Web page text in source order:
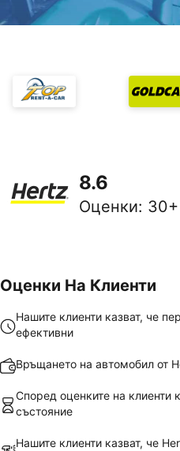
8.6
Оценки: 30+
Оценки На Клиенти
Нашите клиенти казват, че
ефективни
Връщането на автомобил от
Според оценките на клиенти
състояние
Нашите клиенти казват, че